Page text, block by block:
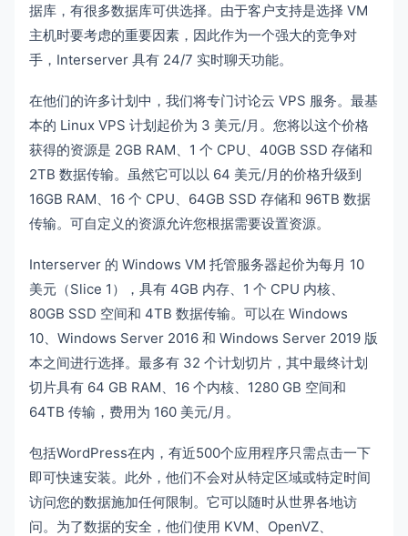
据库，有很多数据库可供选择。由于客户支持是选择 VM
主机时要考虑的重要因素，因此作为一个强大的竞争对
手，Interserver 具有 24/7 实时聊天功能。
在他们的许多计划中，我们将专门讨论云 VPS 服务。最基
本的 Linux VPS 计划起价为 3 美元/月。您将以这个价格
获得的资源是 2GB RAM、1 个 CPU、40GB SSD 存储和
2TB 数据传输。虽然它可以以 64 美元/月的价格升级到
16GB RAM、16 个 CPU、64GB SSD 存储和 96TB 数据
传输。可自定义的资源允许您根据需要设置资源。
Interserver 的 Windows VM 托管服务器起价为每月 10
美元（Slice 1），具有 4GB 内存、1 个 CPU 内核、
80GB SSD 空间和 4TB 数据传输。可以在 Windows
10、Windows Server 2016 和 Windows Server 2019 版
本之间进行选择。最多有 32 个计划切片，其中最终计划
切片具有 64 GB RAM、16 个内核、1280 GB 空间和
64TB 传输，费用为 160 美元/月。
包括WordPress在内，有近500个应用程序只需点击一下
即可快速安装。此外，他们不会对从特定区域或特定时间
访问您的数据施加任何限制。它可以随时从世界各地访
问。为了数据的安全，他们使用 KVM、OpenVZ、